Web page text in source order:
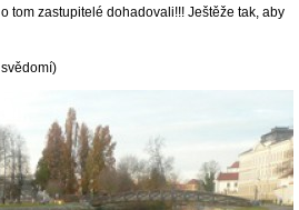
tom zastupitelé dohadovali!!! Ještěže tak, aby